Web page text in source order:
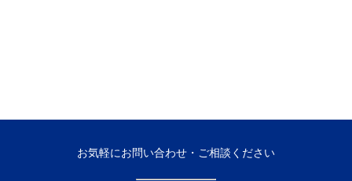
お気軽にお問い合わせ・ご相談ください